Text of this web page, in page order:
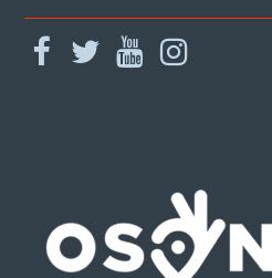
facebook
twitteryoutube